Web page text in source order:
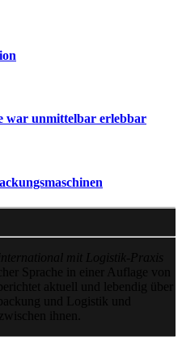
war unmittelbar erlebbar
mit Logistik-Praxis
Sprache in einer Auflage von
aktuell und lebendig über
und Logistik und
ihnen.